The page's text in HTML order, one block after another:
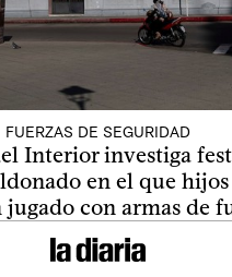
FUERZAS DE SEGURIDAD
Interior investiga
en el que
con armas de